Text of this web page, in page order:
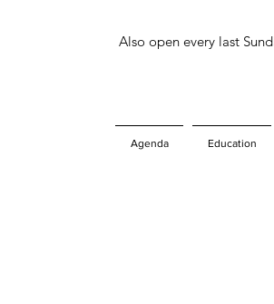
Also open every last
Agenda Education